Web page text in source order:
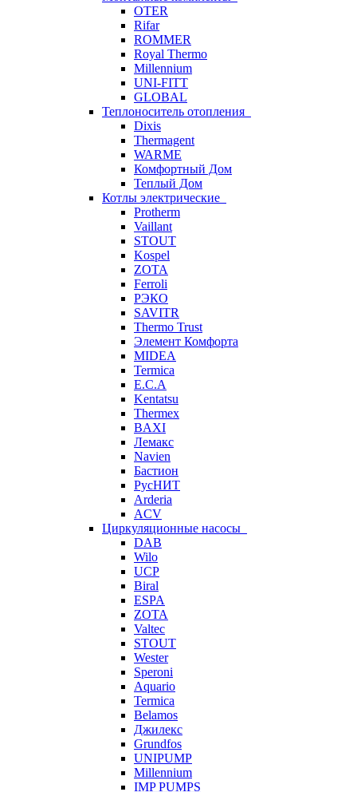
OTER
Rifar
ROMMER
Royal Thermo
Millennium
UNI-FITT
GLOBAL
Теплоноситель отопления
Dixis
Thermagent
WARME
Комфортный Дом
Теплый Дом
Котлы электрические
Protherm
Vaillant
STOUT
Kospel
ZOTA
Ferroli
РЭКО
SAVITR
Thermo Trust
Элемент Комфорта
MIDEA
Termica
E.C.A
Kentatsu
Thermex
BAXI
Лемакс
Navien
Бастион
РусНИТ
Arderia
ACV
Циркуляционные насосы
DAB
Wilo
UCP
Biral
ESPA
ZOTA
Valtec
STOUT
Wester
Speroni
Aquario
Termica
Belamos
Джилекс
Grundfos
UNIPUMP
Millennium
IMP PUMPS